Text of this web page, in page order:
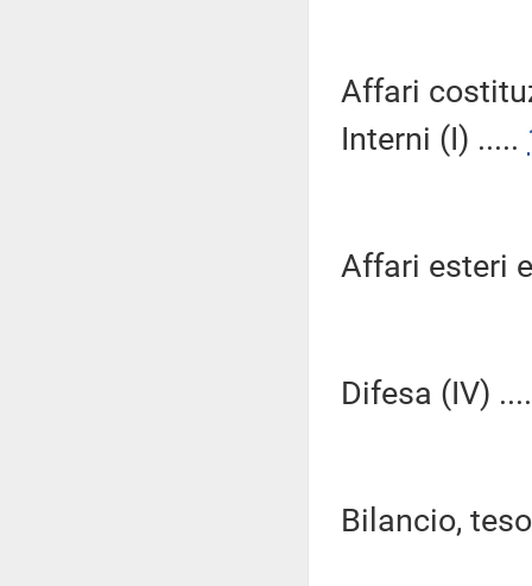
Affari
Interni (I) .....
Affari esteri
Difesa (IV)
Bilancio,